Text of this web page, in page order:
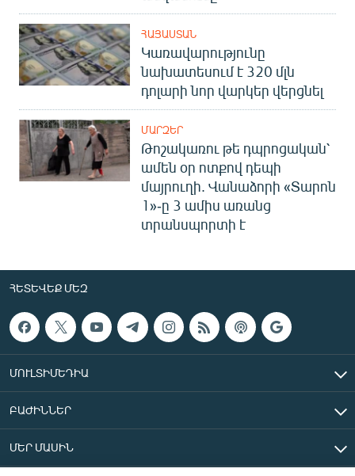
ՀԱՅԱՍՏԱՆ
Կառավարությունը
նախատեսում է 320 մլն
դոլարի նոր վարկեր վերցնել
ՄԱՐԶԵՐ
Թոշակառու թե դպրոցական՝
ամեն օր ոտքով դեպի
մայրուղի. Վանաձորի «Տարոն
1»-ը 3 ամիս առանց
տրանսպորտի է
ՀԵՏԵՎԵՔ ՄԵԶ
ՄՈՒԼՏԻՄԵԴԻԱ
ԲԱԺԻՆՆԵՐ
ՄԵՐ ՄԱՍԻՆ